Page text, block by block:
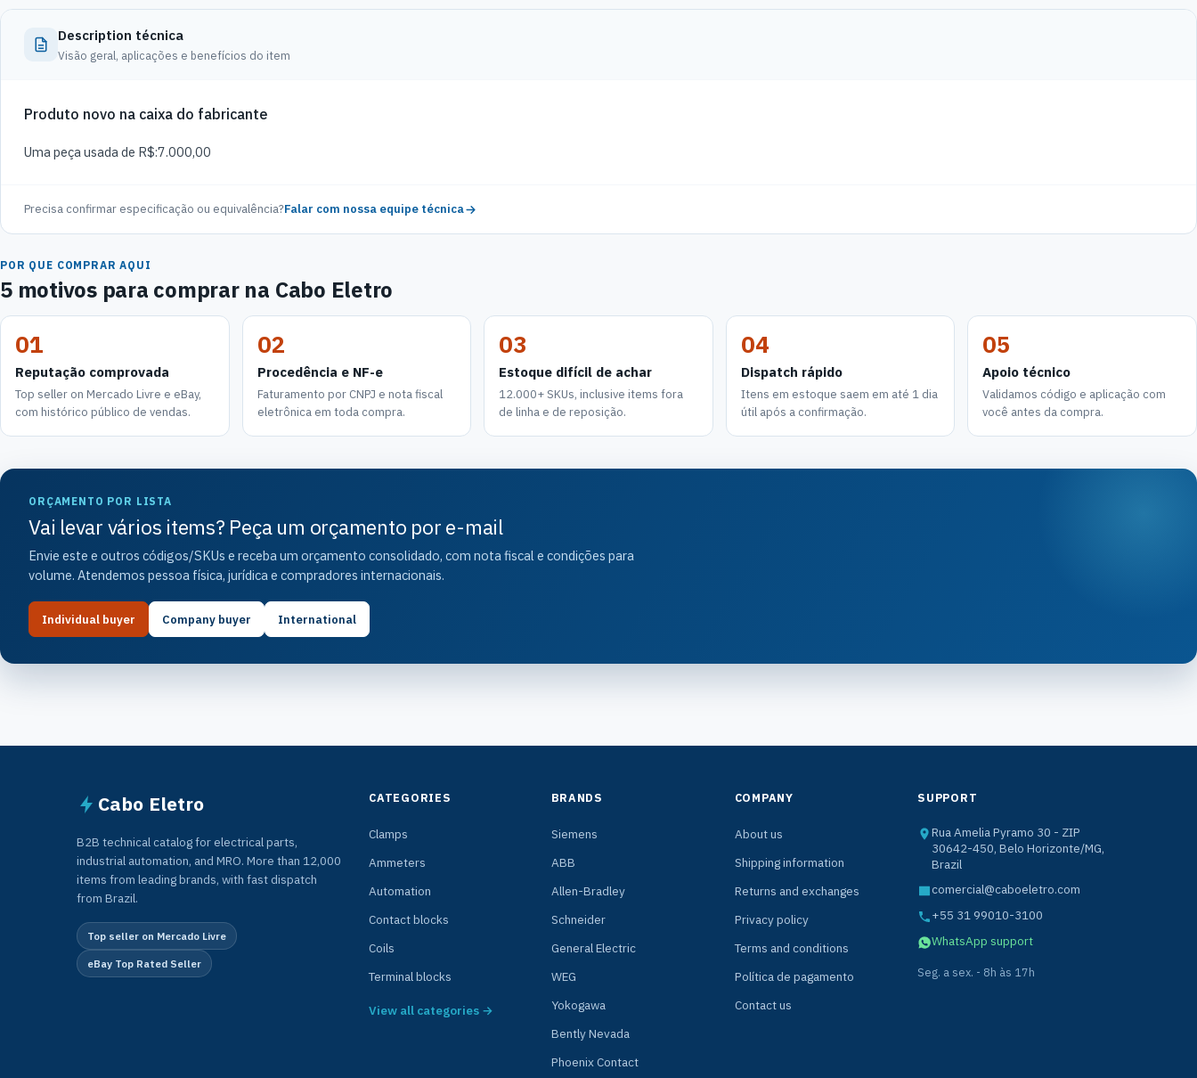
Description técnica
Visão geral, aplicações e benefícios do item
Produto novo na caixa do fabricante
Uma peça usada de R$:7.000,00
Precisa confirmar especificação ou equivalência?Falar com nossa equipe técnica
POR QUE COMPRAR AQUI
5 motivos para comprar na Cabo Eletro
01
Reputação comprovada
Top seller on Mercado Livre e eBay,
com histórico público de vendas.
02
Procedência e NF-e
Faturamento por CNPJ e nota fiscal
eletrônica em toda compra.
03
Estoque difícil de achar
12.000+ SKUs, inclusive items fora
de linha e de reposição.
04
Dispatch rápido
Itens em estoque saem em até 1 dia
útil após a confirmação.
05
Apoio técnico
Validamos código e aplicação com
você antes da compra.
ORÇAMENTO POR LISTA
Vai levar vários items? Peça um orçamento por e-mail
Envie este e outros códigos/SKUs e receba um orçamento consolidado, com nota fiscal e condições para
volume. Atendemos pessoa física, jurídica e compradores internacionais.
Individual buyer Company buyer International
Cabo Eletro
B2B technical catalog for electrical parts,
industrial automation, and MRO. More than 12,000
items from leading brands, with fast dispatch
from Brazil.
Top seller on Mercado Livre
eBay Top Rated Seller
CATEGORIES
Clamps
Ammeters
Automation
Contact blocks
Coils
Terminal blocks
View all categories →
BRANDS
Siemens
ABB
Allen-Bradley
Schneider
General Electric
WEG
Yokogawa
Bently Nevada
Phoenix Contact
COMPANY
About us
Shipping information
Returns and exchanges
Privacy policy
Terms and conditions
Política de pagamento
Contact us
SUPPORT
Rua Amelia Pyramo 30 - ZIP
30642-450, Belo Horizonte/MG,
Brazil
comercial@caboeletro.com
+55 31 99010-3100
WhatsApp support
Seg. a sex. - 8h às 17h